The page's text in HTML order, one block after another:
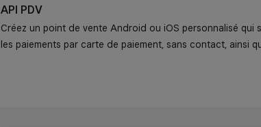
API PDV
Créez un point de vente Android ou iOS personnalisé
les paiements par carte de paiement, sans contact, ainsi
日本 (日本